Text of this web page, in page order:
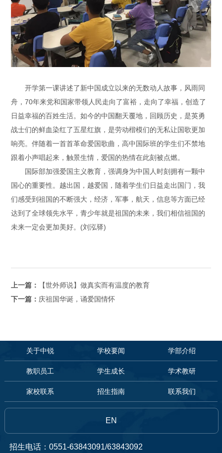
开学第一课讲述了新中国成立以来的无数动人故事，风雨同
舟，70年来党和国家带领人民走向了富裕，走向了幸福，创造了
日益幸福的百姓生活。如今的中国翻天覆地，回顾历史，是英勇
战士们的鲜血染红了五星红旗，是劳动楷模们的无私让国歌更加
响亮。伴随着一首首革命爱国歌曲，高中国际班的学生们不禁地
跟着小声唱起来，触景生情，爱国的热情在此刻被点燃。
国际部加强爱国主义教育，强调身为中国人时刻拥有一颗中
国心的重要性。越出国，越爱国，随着学生们日益走出国门，我
们感受到祖国的不断强大，经济，军事，航天，信息等方面已经
达到了全球领先水平，青少年就是祖国的未来，我们相信祖国的
未来一定会更加美好。(刘泓驿)
上一篇：
【世外师说】做真实而有温度的教育
下一篇： 庆祖国华诞，诵爱国情怀
关于中锐 学校要闻 学部介绍
教职员工 学生成长 学术教研
家校联系 招生指南 联系我们
EN
招生电话：0551-63843091/63843092